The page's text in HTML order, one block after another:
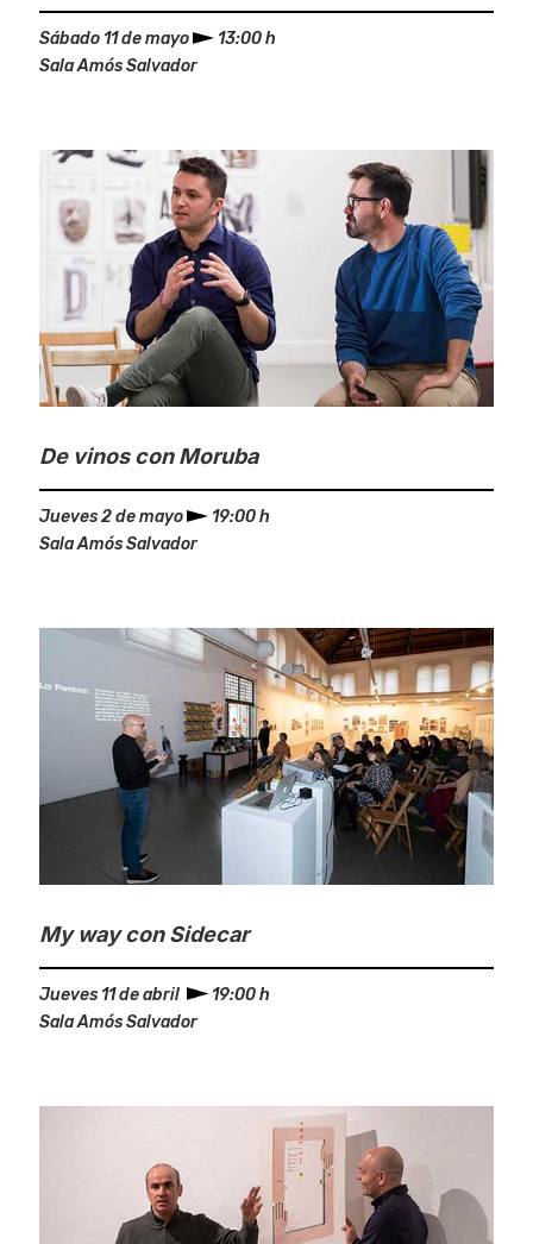
Sábado 11 de mayo
13:00 h
Sala Amós Salvador
De vinos con Moruba
Jueves 2 de mayo
19:00 h
Sala Amós Salvador
My waycon Sidecar
Jueves 11 de abril
19:00 h
Sala Amós Salvador